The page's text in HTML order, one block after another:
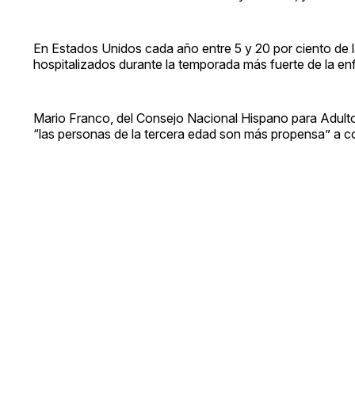
En Estados Unidos cada año entre 5 y 20 por ciento
hospitalizados durante la temporada más fuerte de la
Mario Franco, del Consejo Nacional Hispano para
“las personas de la tercera edad son más propensa” a